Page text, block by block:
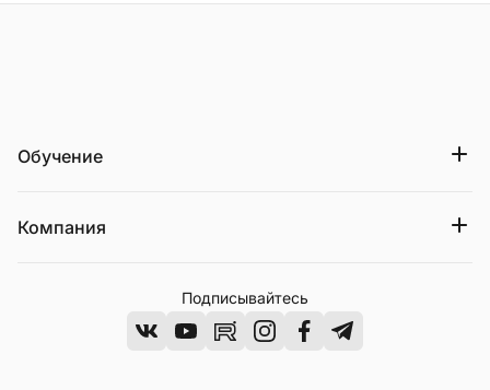
Обучение
Компания
Подписывайтесь
ВКонтактеYoutubeRutubeInstagramFacebookTelegram